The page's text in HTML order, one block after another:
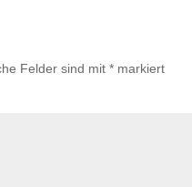
Felder sind mit * markiert